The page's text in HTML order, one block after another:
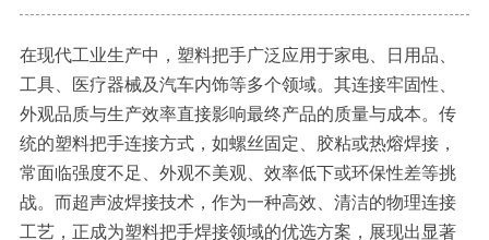
在现代工业生产中，塑料把手广泛应用于家电、日用品、
工具、医疗器械及汽车内饰等多个领域。其连接牢固性、
外观品质与生产效率直接影响最终产品的质量与成本。传
统的塑料把手连接方式，如螺丝固定、胶粘或热熔焊接，
常面临强度不足、外观不美观、效率低下或环保性差等挑
战。而超声波焊接技术，作为一种高效、清洁的物理连接
工艺，正成为塑料把手焊接领域的优选方案，展现出显著